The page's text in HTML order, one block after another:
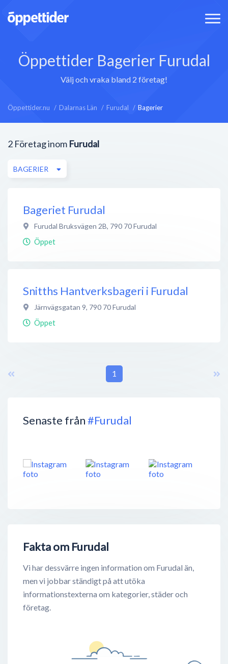
Öppettider Bagerier Furudal
Välj och vraka bland 2 företag!
Öppettider.nu Dalarnas Län Furudal Bagerier
Senaste från#Furudal
Fakta om Furudal
Vi har dessvärre ingen information om Furudal än,
men vi jobbar ständigt på att utöka
informationstexterna om kategorier, städer och
företag.
2 Företag inom Furudal
BAGERIER
Bageriet Furudal
Furudal Bruksvägen 2B, 790 70Furudal
Öppet
Snitths Hantverksbageri i Furudal
Järnvägsgatan 9, 790 70Furudal
Öppet
1